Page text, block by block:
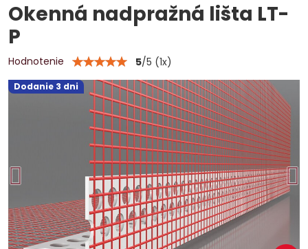
Dodanie 3 dni
Okenná nadpražná lišta LT-
P
Hodnotenie 5/5 (1x)